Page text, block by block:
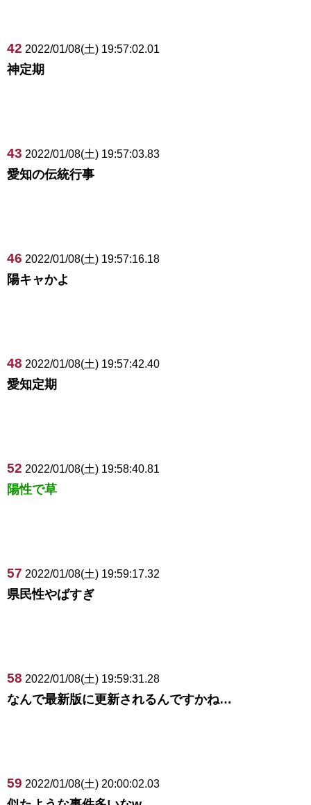
42 2022/01/08(土) 19:57:02.01
神定期
43 2022/01/08(土) 19:57:03.83
愛知の伝統行事
46 2022/01/08(土) 19:57:16.18
陽キャかよ
48 2022/01/08(土) 19:57:42.40
愛知定期
52 2022/01/08(土) 19:58:40.81
陽性で草
57 2022/01/08(土) 19:59:17.32
県民性やばすぎ
58 2022/01/08(土) 19:59:31.28
なんで最新版に更新されるんですかね…
59 2022/01/08(土) 20:00:02.03